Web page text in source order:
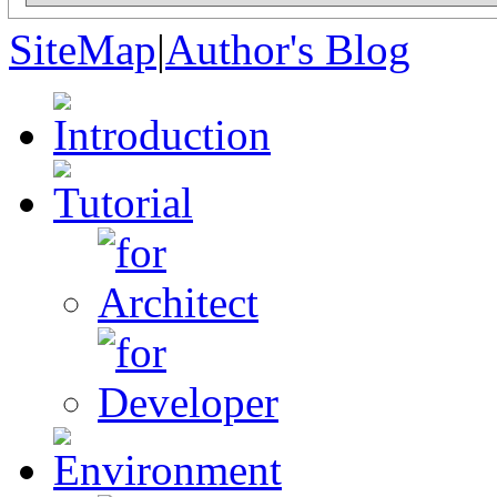
SiteMap|Author's Blog